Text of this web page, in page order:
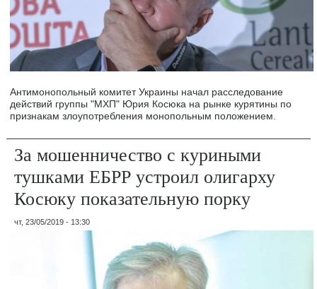
Антимонопольный комитет Украины начал расследование
действий группы "МХП" Юрия Косюка на рынке курятины по
признакам злоупотребления монопольным положением.
За мошенничество с куриными
тушками ЕБРР устроил олигарху
Косюку показательную порку
чт, 23/05/2019 - 13:30